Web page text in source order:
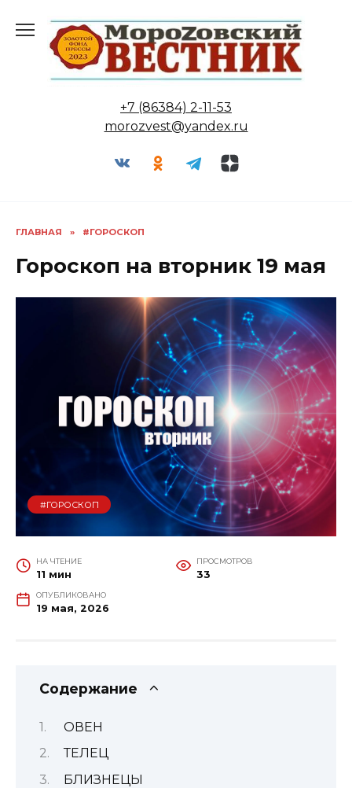
содержанию
+7 (86384) 2-11-53
morozvest@yandex.ru
ГЛАВНАЯ » #ГОРОСКОП
Гороскоп на вторник 19 мая
#ГОРОСКОП
НА ЧТЕНИЕ
11 мин
ПРОСМОТРОВ
33
ОПУБЛИКОВАНО
19 мая, 2026
Содержание
ОВЕН
ТЕЛЕЦ
БЛИЗНЕЦЫ